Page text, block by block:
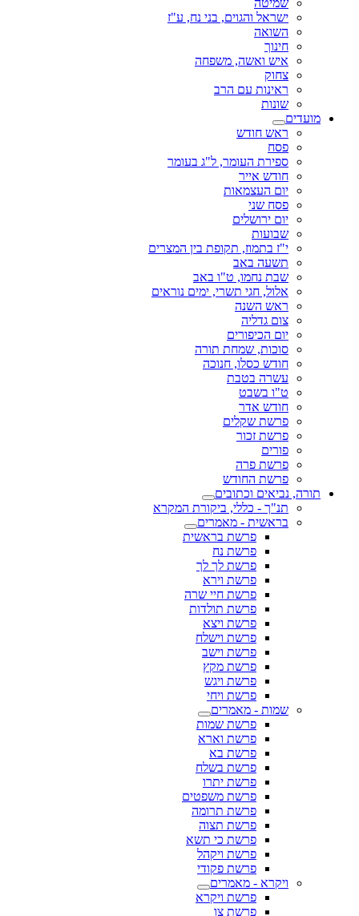
שמיטה
ישראל והגוים, בני נח, ע"ז
השואה
חינוך
איש ואשה, משפחה
צחוק
ראינות עם הרב
שונות
מועדים
ראש חודש
פסח
ספירת העומר, ל"ג בעומר
חודש אייר
יום העצמאות
פסח שני
יום ירושלים
שבועות
י"ז בתמוז, תקופת בין המצרים
תשעה באב
שבת נחמו, ט"ו באב
אלול, חגי תשרי, ימים נוראים
ראש השנה
צום גדליה
יום הכיפורים
סוכות, שמחת תורה
חודש כסלו, חנוכה
עשרה בטבת
ט"ו בשבט
חודש אדר
פרשת שקלים
פרשת זכור
פורים
פרשת פרה
פרשת החודש
תורה, נביאים וכתובים
תנ"ך - כללי, ביקורת המקרא
בראשית - מאמרים
פרשת בראשית
פרשת נח
פרשת לך לך
פרשת וירא
פרשת חיי שרה
פרשת תולדות
פרשת ויצא
פרשת וישלח
פרשת וישב
פרשת מקץ
פרשת ויגש
פרשת ויחי
שמות - מאמרים
פרשת שמות
פרשת וארא
פרשת בא
פרשת בשלח
פרשת יתרו
פרשת משפטים
פרשת תרומה
פרשת תצוה
פרשת כי תשא
פרשת ויקהל
פרשת פקודי
ויקרא - מאמרים
פרשת ויקרא
פרשת צו